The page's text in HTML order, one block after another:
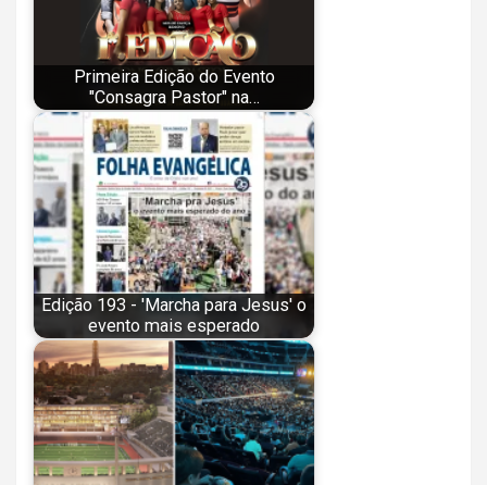
Primeira Edição do Evento
"Consagra Pastor" na…
Edição 193 - 'Marcha para Jesus' o
evento mais esperado